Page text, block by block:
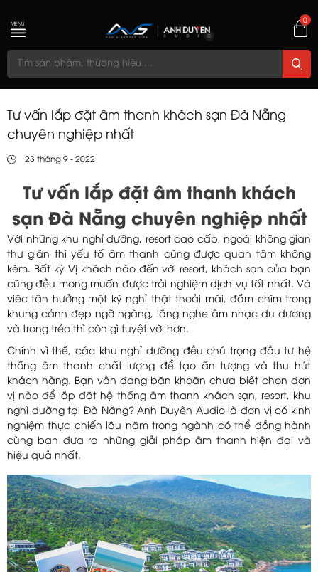
0
MENU
Tư vấn lắp đặt âm thanh khách sạn Đà Nẵng
chuyên nghiệp nhất
23 tháng 9 - 2022
Tư vấn lắp đặt âm thanh khách
sạn Đà Nẵng chuyên nghiệp nhất
Với những khu nghỉ dưỡng, resort cao cấp, ngoài không gian
thư giãn thì yếu tố âm thanh cũng được quan tâm không
kém. Bất kỳ Vị khách nào đến với resort, khách sạn của bạn
cũng đều mong muốn được trải nghiệm dịch vụ tốt nhất. Và
việc tận hưởng một kỳ nghỉ thật thoải mái, đắm chìm trong
khung cảnh đẹp ngỡ ngàng, lắng nghe âm nhạc du dương
và trong trẻo thì còn gì tuyệt vời hơn.
Chính vì thế, các khu nghỉ dưỡng đều chú trọng đầu tư hệ
thống âm thanh chất lượng để tạo ấn tượng và thu hút
khách hàng. Bạn vẫn đang băn khoăn chưa biết chọn đơn
vị nào để lắp đặt hệ thống âm thanh khách sạn, resort, khu
nghỉ dưỡng tại Đà Nẵng? Anh Duyên Audio là đơn vị có kinh
nghiệm thực chiến lâu năm trong ngành có thể đồng hành
cùng bạn đưa ra những giải pháp âm thanh hiện đại và
hiệu quả nhất.